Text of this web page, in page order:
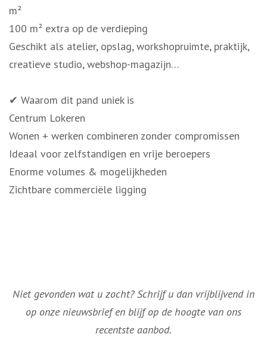
m²
100 m² extra op de verdieping
Geschikt als atelier, opslag, workshopruimte, praktijk,
creatieve studio, webshop-magazijn…
✔ Waarom dit pand uniek is
Centrum Lokeren
Wonen + werken combineren zonder compromissen
Ideaal voor zelfstandigen en vrije beroepers
Enorme volumes & mogelijkheden
Zichtbare commerciële ligging
Niet gevonden wat u zocht? Schrijf u dan vrijblijvend in
op onze nieuwsbrief en blijf op de hoogte van ons
recentste aanbod.